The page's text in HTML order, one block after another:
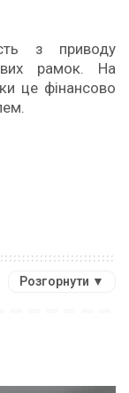
з приводу
рамок. На
це фінансово
Розгорнути ▼